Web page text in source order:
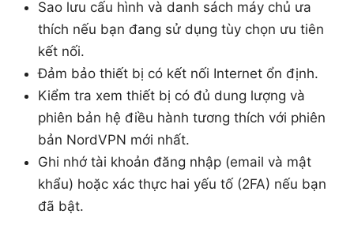
Sao lưu cấu hình và danh sách máy chủ ưa
thích nếu bạn đang sử dụng tùy chọn ưu tiên
kết nối.
Đảm bảo thiết bị có kết nối Internet ổn định.
Kiểm tra xem thiết bị có đủ dung lượng và
phiên bản hệ điều hành tương thích với phiên
bản NordVPN mới nhất.
Ghi nhớ tài khoản đăng nhập (email và mật
khẩu) hoặc xác thực hai yếu tố (2FA) nếu bạn
đã bật.